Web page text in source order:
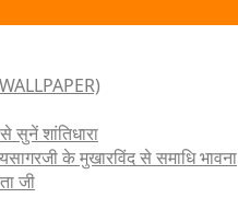
सुनें शांतिधारा
के मुखारविंद से समाधि भावना
जी